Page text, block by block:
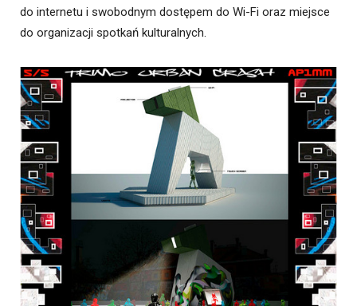
do internetu i swobodnym dostępem do Wi-Fi oraz miejsce
do organizacji spotkań kulturalnych.